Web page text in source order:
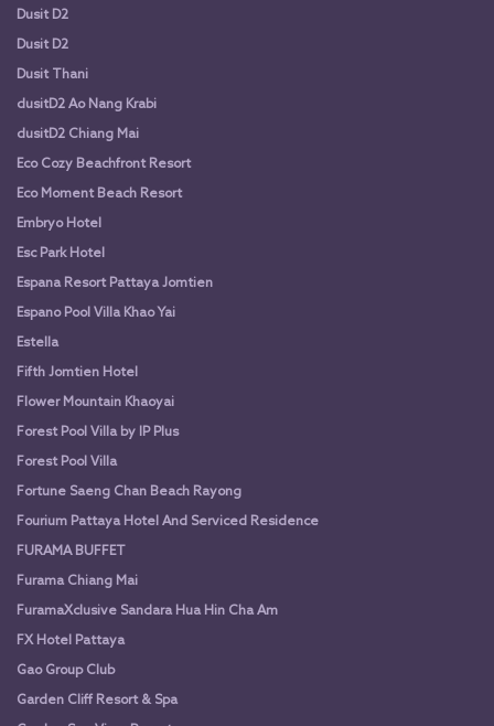
Dusit D2
Dusit D2
Dusit Thani
dusitD2 Ao Nang Krabi
dusitD2 Chiang Mai
Eco Cozy Beachfront Resort
Eco Moment Beach Resort
Embryo Hotel
Esc Park Hotel
Espana Resort Pattaya Jomtien
Espano Pool Villa Khao Yai
Estella
Fifth Jomtien Hotel
Flower Mountain Khaoyai
Forest Pool Villa by IP Plus
Forest Pool Villa
Fortune Saeng Chan Beach Rayong
Fourium Pattaya Hotel And Serviced Residence
FURAMA BUFFET
Furama Chiang Mai
FuramaXclusive Sandara Hua Hin Cha Am
FX Hotel Pattaya
Gao Group Club
Garden Cliff Resort & Spa